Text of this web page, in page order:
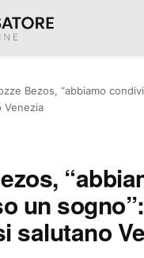
Bezos, “abbiamo
Venezia
un
salutano